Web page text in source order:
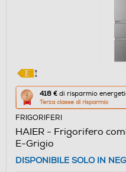
418 € di risparmio
Terza classe di risparmio
Questa
azione
aprirà
il
Calcolatore
di
FRIGORIFERI
HAIER - Frigorifero
E-Grigio
DISPONIBILE SOLO IN